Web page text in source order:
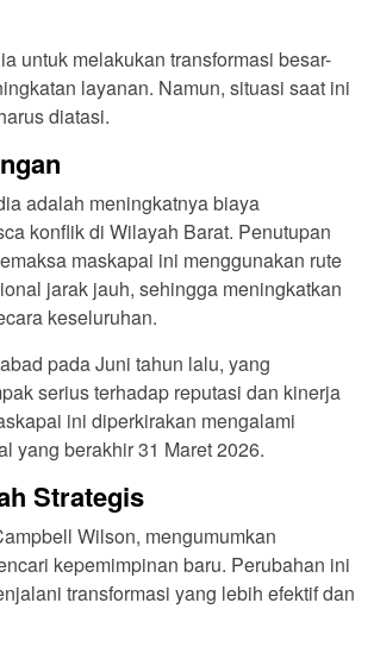
untuk melakukan transformasi besar-
layanan. Namun, situasi saat ini
diatasi.
adalah meningkatnya biaya
konflik di Wilayah Barat. Penutupan
maskapai ini menggunakan rute
jarak jauh, sehingga meningkatkan
keseluruhan.
pada Juni tahun lalu, yang
serius terhadap reputasi dan kinerja
ini diperkirakan mengalami
yang berakhir 31 Maret 2026.
Strategis
Wilson, mengumumkan
kepemimpinan baru. Perubahan ini
transformasi yang lebih efektif dan